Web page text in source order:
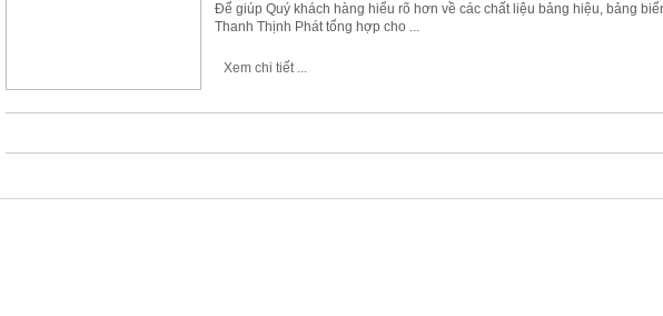
Để giúp Quý khách hàng hiểu rõ hơn về các chất liệu bảng hiệu, bảng
Thanh Thịnh Phát tổng hợp cho ...
Xem chi tiết ...